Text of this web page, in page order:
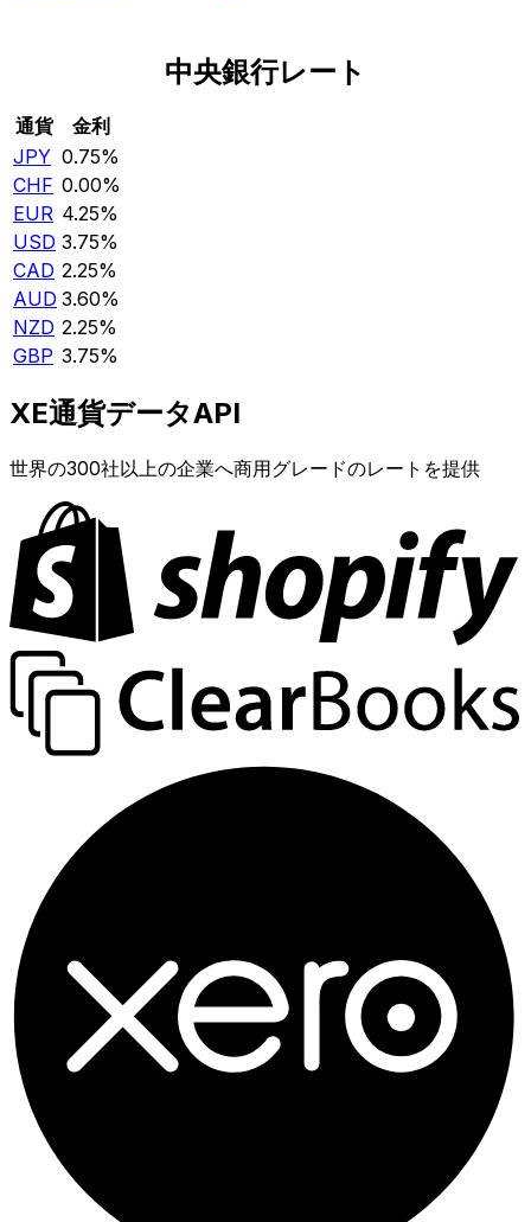
中央銀行レート
通貨
金利
JPY 0.75%
CHF 0.00%
EUR 4.25%
USD 3.75%
CAD 2.25%
AUD 3.60%
NZD 2.25%
GBP 3.75%
XE通貨データAPI
世界の300社以上の企業へ商用グレードのレートを提供